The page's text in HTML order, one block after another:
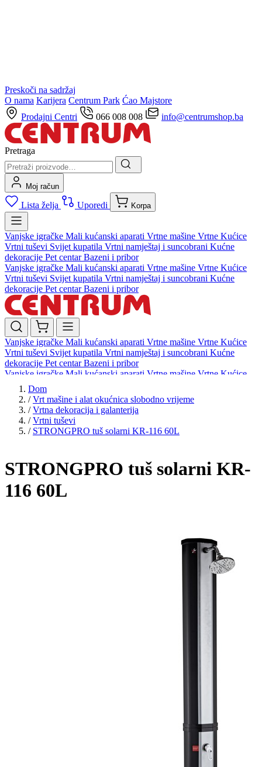
Preskoči na sadržaj
O nama Karijera Centrum Park Ćao Majstore
Prodajni Centri
066 008 008 info@centrumshop.ba
Pretraga
Moj račun
Lista želja Uporedi Korpa
Vanjske igračke Mali kućanski aparati Vrtne mašine Vrtne Kućice
Vrtni tuševi Svijet kupatila Vrtni namještaj i suncobrani Kućne
dekoracije Pet centarBazeni i pribor
Vanjske igračke Mali kućanski aparati Vrtne mašine Vrtne Kućice
Vrtni tuševi Svijet kupatila Vrtni namještaj i suncobrani Kućne
dekoracije Pet centarBazeni i pribor
Vanjske igračke Mali kućanski aparati Vrtne mašine Vrtne Kućice
Vrtni tuševi Svijet kupatila Vrtni namještaj i suncobrani Kućne
dekoracije Pet centarBazeni i pribor
Vanjske igračke Mali kućanski aparati Vrtne mašine Vrtne Kućice
Vrtni tuševi
dekoracijePet centar Bazeni i pribor
Dom
/ Vrt mašine i alat okućnica slobodno vrijeme
/ Vrtna dekoracija i galanterija
/ Vrtni tuševi
/ STRONGPRO tuš solarni KR-116 60L
STRONGPRO tuš solarni KR-
116 60L